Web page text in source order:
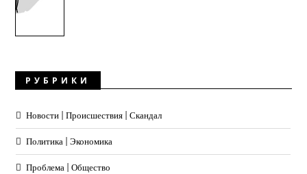
РУБРИКИ
Новости | Происшествия | Скандал
Политика | Экономика
Проблема | Общество